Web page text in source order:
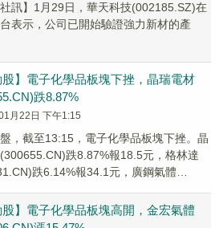
社訊】1月29日，華天科技(002185.SZ)在
表示，公司已開始驗證強力新材的產
股】電子化學品板塊下挫，晶瑞電材
跌8.87%
月22日 下午1:15
，截至13:15，電子化學品板塊下挫。晶
跌8.87%報18.5元，格林達
跌6.14%報34.1元，廣鋼氣體
股】電子化學品板塊高開，金宏氣體